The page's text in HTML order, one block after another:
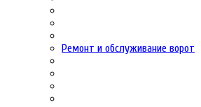
Ремонт и обслуживание ворот